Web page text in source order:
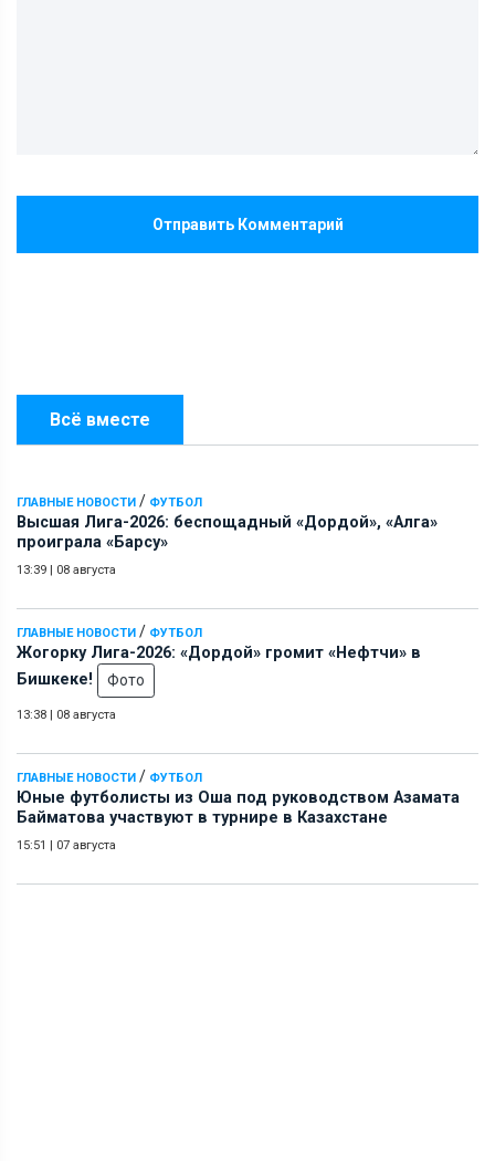
Всё вместе
ГЛАВНЫЕ НОВОСТИ / ФУТБОЛ
Высшая Лига-2026: беспощадный «Дордой», «Алга»
проиграла «Барсу»
13:39 | 08 августа
ГЛАВНЫЕ НОВОСТИ / ФУТБОЛ
Жогорку Лига-2026: «Дордой» громит «Нефтчи» в
Бишкеке!
Фото
13:38 | 08 августа
ГЛАВНЫЕ НОВОСТИ / ФУТБОЛ
Юные футболисты из Оша под руководством Азамата
Байматова участвуют в турнире в Казахстане
15:51 | 07 августа
Отправить Комментарий